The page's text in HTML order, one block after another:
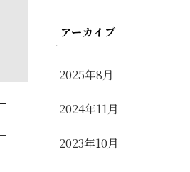
アーカイブ
2025年8月
2024年11月
2023年10月